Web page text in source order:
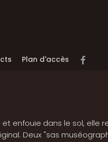
Plan d'accès
enfouie dans le sol, elle
Deux "sas